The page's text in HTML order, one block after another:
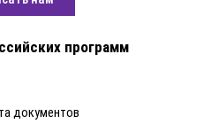
программ
документов